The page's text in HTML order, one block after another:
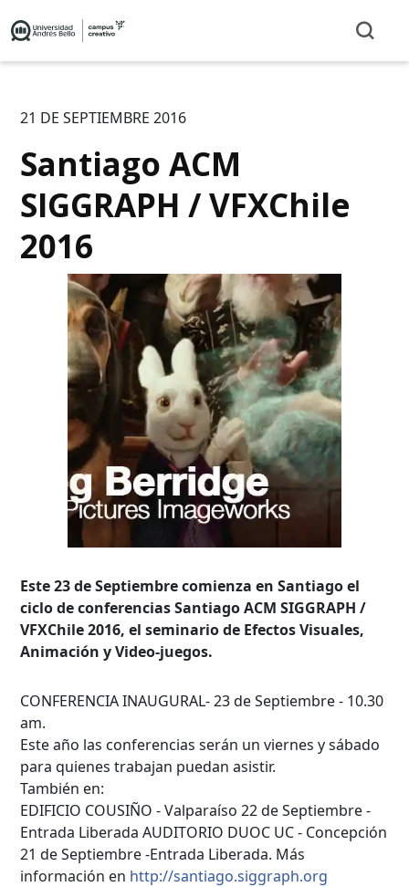
21 DE SEPTIEMBRE 2016
Santiago ACM
SIGGRAPH / VFXChile
2016
Este 23 de Septiembre comienza en Santiago el
ciclo de conferencias Santiago ACM SIGGRAPH /
VFXChile 2016, el seminario de Efectos Visuales,
Animación y Video-juegos.
CONFERENCIA INAUGURAL- 23 de Septiembre - 10.30
am.
Este año las conferencias serán un viernes y sábado
para quienes trabajan puedan asistir.
También en:
EDIFICIO COUSIÑO - Valparaíso 22 de Septiembre -
Entrada Liberada AUDITORIO DUOC UC - Concepción
21 de Septiembre -Entrada Liberada. Más
información en http://santiago.siggraph.org
Búsqueda Avanzada